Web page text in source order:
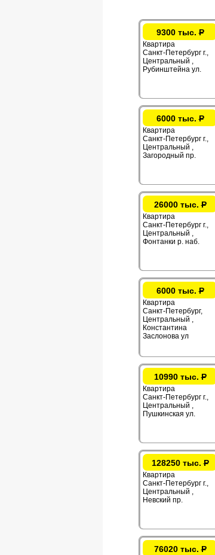
9300 тыс.Р
Квартира
Санкт-Петербург г.,
Центральный ,
Рубинштейна ул.
6000 тыс.Р
Квартира
Санкт-Петербург г.,
Центральный ,
Загородный пр.
26000 тыс.Р
Квартира
Санкт-Петербург г.,
Центральный ,
Фонтанки р. наб.
6000 тыс.Р
Квартира
Санкт-Петербург,
Центральный ,
Константина
Заслонова ул
10990 тыс.Р
Квартира
Санкт-Петербург г.,
Центральный ,
Пушкинская ул.
128250 тыс.Р
Квартира
Санкт-Петербург г.,
Центральный ,
Невский пр.
76020 тыс.Р